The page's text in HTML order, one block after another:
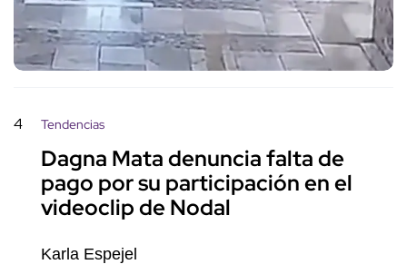
4 Tendencias
Dagna Mata denuncia falta de
pago por su participación en el
videoclip de Nodal
Karla Espejel